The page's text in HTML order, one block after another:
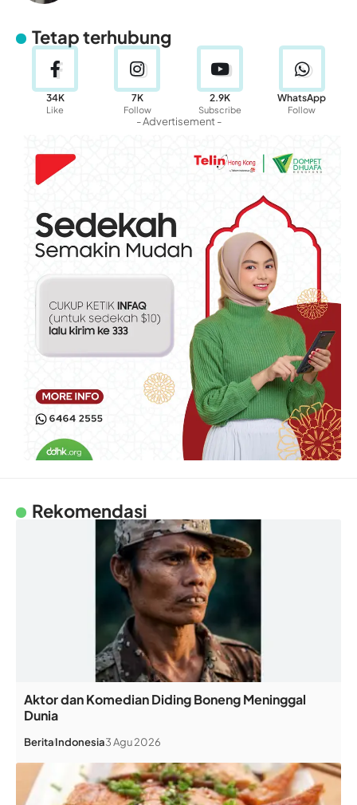
Tetap terhubung
34K
Like
7K
Follow
2.9K
Subscribe
WhatsApp
Follow
- Advertisement -
Rekomendasi
Aktor dan Komedian Diding Boneng Meninggal
Dunia
BeritaIndonesia3 Agu 2026